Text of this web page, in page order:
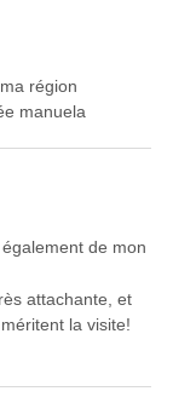
région
manuela
de mon
attachante, et
la visite!